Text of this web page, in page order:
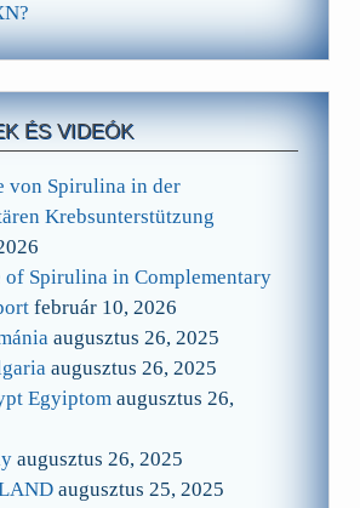
ÉS VIDEÓK
von Spirulina in der
Krebsunterstützung
of Spirulina in Complementary
február 10, 2026
augusztus 26, 2025
augusztus 26, 2025
Egyiptom augusztus 26,
augusztus 26, 2025
augusztus 25, 2025